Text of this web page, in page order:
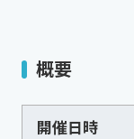
概要
開催日時